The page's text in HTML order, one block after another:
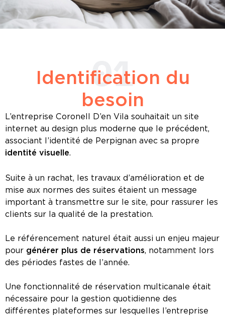
01
Identification du
besoin
L’entreprise Coronell D’en Vila souhaitait un site
internet au design plus moderne que le précédent,
associant l’identité de Perpignan avec sa propre
identité visuelle.
Suite à un rachat, les travaux d’amélioration et de
mise aux normes des suites étaient un message
important à transmettre sur le site, pour rassurer les
clients sur la qualité de la prestation.
Le référencement naturel était aussi un enjeu majeur
pour générer plus de réservations, notamment lors
des périodes fastes de l’année.
Une fonctionnalité de réservation multicanale était
nécessaire pour la gestion quotidienne des
différentes plateformes sur lesquelles l’entreprise